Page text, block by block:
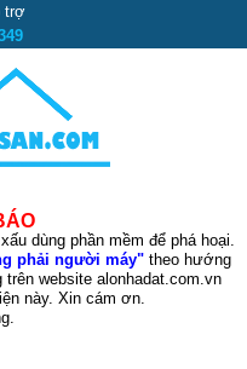
trợ
dùng phần mềm để phá hoại.
phải người máy"theo hướng
website alonhadat.com.vn
này. Xin cám ơn.